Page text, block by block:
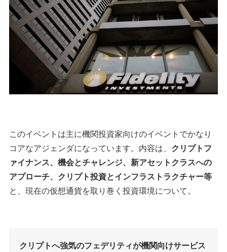
このイベントは主に機関投資家向けのイベントでかなり
コアなアジェンダになっています。内容は、 クリプトフ
ァイナンス、機会とチャレンジ、新アセットクラスへの
アプローチ、クリプト投資とインフラストラクチャー等
と、現在の仮想通貨を取り巻く投資環境について。
クリプトへ強気のフェデリティが機関向けサービス